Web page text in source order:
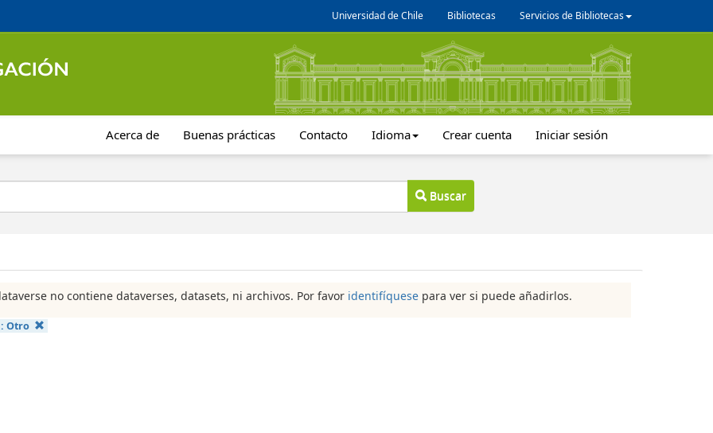
Universidad de Chile Bibliotecas Servicios de Bibliotecas
Acerca de Buenas prácticas Contacto Idioma Crear cuenta Iniciar sesión
Buscar
no contiene dataverses, datasets, ni archivos. Por favor identifíquese para ver si puede añadirlos.
Otro